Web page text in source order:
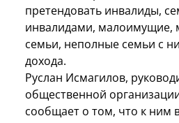
претендовать инвалиды,
инвалидами, малоимущие,
семьи, неполные семьи с
дохода.
Руслан Исмагилов,
общественной
сообщает о том, что к ним